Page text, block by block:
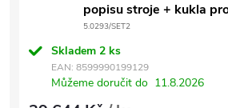
popisu stroje + kukla
5.0293/SET2
Skladem 2 ks
EAN: 8599990199129
Můžeme doručit do 11.8.2026